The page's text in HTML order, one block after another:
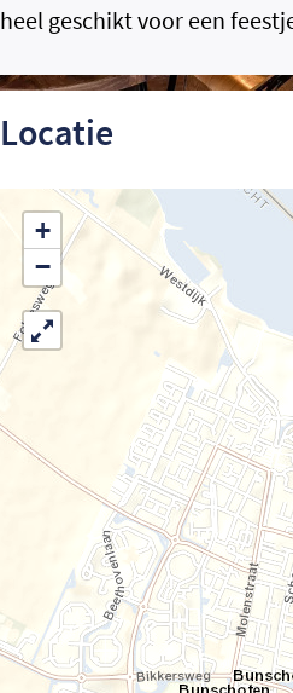
heel geschikt voor een
Locatie
+
−